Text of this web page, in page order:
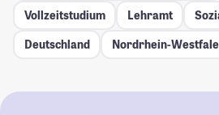
Vollzeitstudium
Lehramt
Deutschland
Nordrhein-